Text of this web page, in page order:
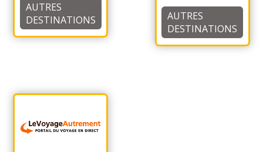
AUTRES
DESTINATIONS
AUTRES
DESTINATIONS